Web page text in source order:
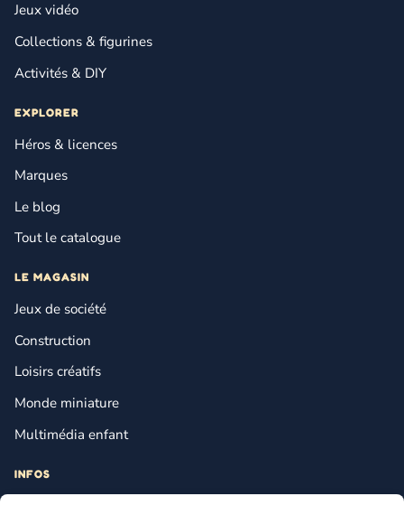
Jeux vidéo
Collections & figurines
Activités & DIY
EXPLORER
Héros & licences
Marques
Le blog
Tout le catalogue
LE MAGASIN
Jeux de société
Construction
Loisirs créatifs
Monde miniature
Multimédia enfant
INFOS